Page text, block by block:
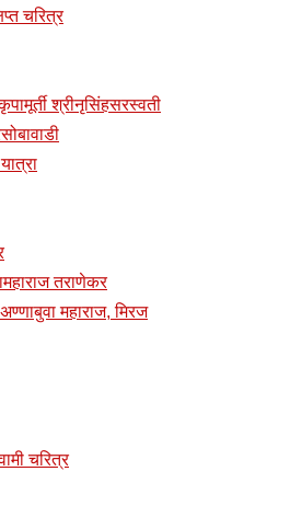
चरित्र
श्रीनृसिंहसरस्वती
तराणेकर
महाराज, मिरज
चरित्र